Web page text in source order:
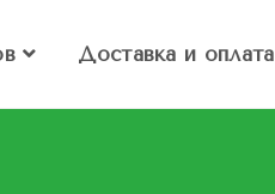
Доставка и оплата